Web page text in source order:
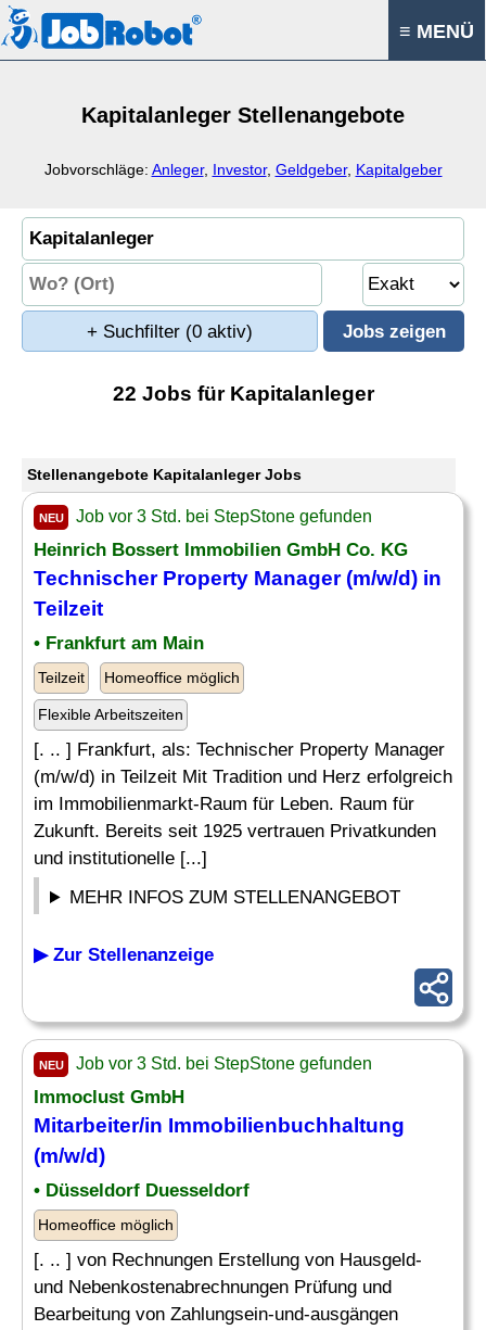
≡ MENÜ
Kapitalanleger Stellenangebote
Jobvorschläge: Anleger, Investor, Geldgeber, Kapitalgeber
+ Suchfilter (0 aktiv)
22 Jobs für Kapitalanleger
Stellenangebote Kapitalanleger Jobs
NEU Job vor 3 Std. bei StepStone gefunden
Heinrich Bossert Immobilien GmbH Co. KG
Technischer Property Manager (m/w/d) in
Teilzeit
• Frankfurt am Main
Teilzeit Homeoffice möglich
Flexible Arbeitszeiten
[. .. ] Frankfurt, als: Technischer Property Manager
(m/w/d) in Teilzeit Mit Tradition und Herz erfolgreich
im Immobilienmarkt-Raum für Leben. Raum für
Zukunft. Bereits seit 1925 vertrauen Privatkunden
und institutionelle [...]
MEHR INFOS ZUM STELLENANGEBOT
▶ Zur Stellenanzeige
NEU Job vor 3 Std. bei StepStone gefunden
Immoclust GmbH
Mitarbeiter/in Immobilienbuchhaltung
(m/w/d)
• Düsseldorf Duesseldorf
Homeoffice möglich
[. .. ] von Rechnungen Erstellung von Hausgeld-
und Nebenkostenabrechnungen Prüfung und
Bearbeitung von Zahlungsein-und-ausgängen